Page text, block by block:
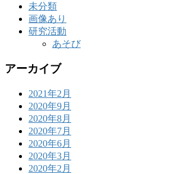
未分類
画像あり
研究活動
あそび
アーカイブ
2021年2月
2020年9月
2020年8月
2020年7月
2020年6月
2020年3月
2020年2月